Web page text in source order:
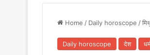
Home / Daily horoscope /
Daily horoscope देश